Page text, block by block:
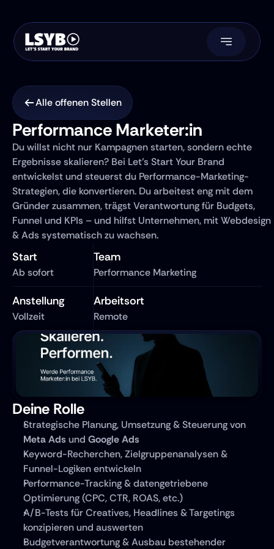
Alle offenen Stellen
Performance Marketer:in
Du willst nicht nur Kampagnen starten, sondern echte
Ergebnisse skalieren? Bei Let’s Start Your Brand
entwickelst und steuerst du Performance-Marketing-
Strategien, die konvertieren. Du arbeitest eng mit dem
Gründer zusammen, trägst Verantwortung für Budgets,
Funnel und KPIs – und hilfst Unternehmen, mit Webdesign
& Ads systematisch zu wachsen.
Start
Ab sofort
Team
Performance Marketing
Anstellung
Vollzeit
Arbeitsort
Remote
Deine Rolle
Meta Ads und Google Ads
Keyword-Recherchen, Zielgruppenanalysen &
Funnel-Logiken entwickeln
Performance-Tracking & datengetriebene
Optimierung (CPC, CTR, ROAS, etc.)
A/B-Tests für Creatives, Headlines & Targetings
konzipieren und auswerten
Budgetverantwortung & Ausbau bestehender